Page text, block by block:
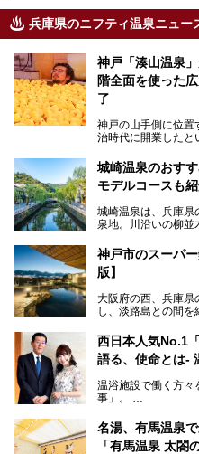
兵庫県のニフティ温泉ニュー
神戸「湊山温泉
階全面を使った
了
神戸の山手側に位置
治時代に開業したと
っぱいに浮かぶアヒ
コワーキングも可能
設備で人々をアッと
城崎温泉のおす
モデルコースも
城崎温泉は、兵庫県
泉地。川沿いの柳並
られています。鉄道
ちょうどよい規模
の観光スポットをピ
盛り込んだ日帰り
神戸市のスーパ
版】
大阪府の西、兵庫県
し、淡路島との間を
華街をはじめ、きら
人気観光スポット
そして、温泉好きの
湯です。そのお湯を
スーパー銭湯があ
きます！
西日本人気No.1
語る、使命とは-
温浴施設で働く方々
事」。
ング西日本1位、2
「神戸みなと温泉
名湯、有馬温泉
「有馬温泉 太閤